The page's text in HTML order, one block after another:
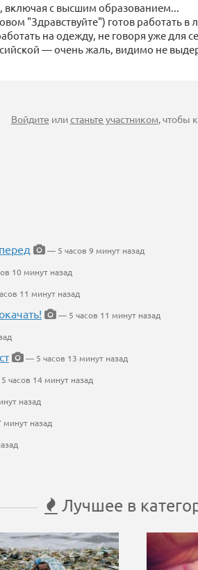
включая с высшим образованием...
"Здравствуйте") готов работать в
на одежду, не говоря уже для
— очень жаль, видимо не
Войдите илистаньте участником, чтобы
— 5 часов 9 минут назад
10 минут назад
11 минут назад
— 5 часов 11 минут назад
— 5 часов 13 минут назад
часов 14 минут назад
назад
назад
Лучшее в